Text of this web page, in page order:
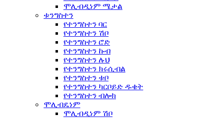
ሞሊብዲነም ሜታል
ቱንግስተን
የተንግስተን ባር
የተንግስተን ሽቦ
የተንግስተን ሮድ
የተንግስተን ኩብ
የተንግስተን ሉህ
የተንግስተን ክሩሲብል
የተንግስተን ቱቦ
የተንግስተን ካርቦይድ ዱቄት
የተንግስተን ብሎክ
ሞሊብዴነም
ሞሊብዲነም ሽቦ